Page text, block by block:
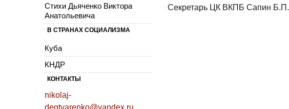
Секретарь ЦК ВКПБ Сапин Б.П.
Стихи Дьяченко Виктора
Анатольевича
В СТРАНАХ СОЦИАЛИЗМА
Куба
КНДР
КОНТАКТЫ
nikolaj-
degtyarenko@yandex.ru